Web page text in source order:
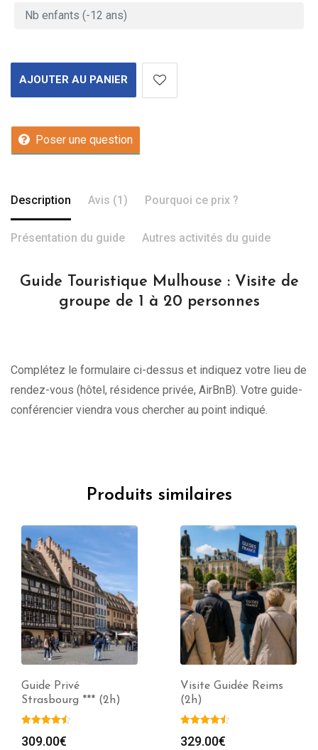
AJOUTER AU PANIER
Poser une question
Description Avis (1) Pourquoi ce prix ?
Présentation du guide Autres activités du guide
Guide Touristique Mulhouse : Visite de
groupe de 1 à 20 personnes
Complétez le formulaire ci-dessus et indiquez votre lieu de
rendez-vous (hôtel, résidence privée, AirBnB). Votre guide-
conférencier viendra vous chercher au point indiqué.
Produits similaires
Guide Privé
Strasbourg *** (2h)
309.00€
Visite Guidée Reims
(2h)
329.00€